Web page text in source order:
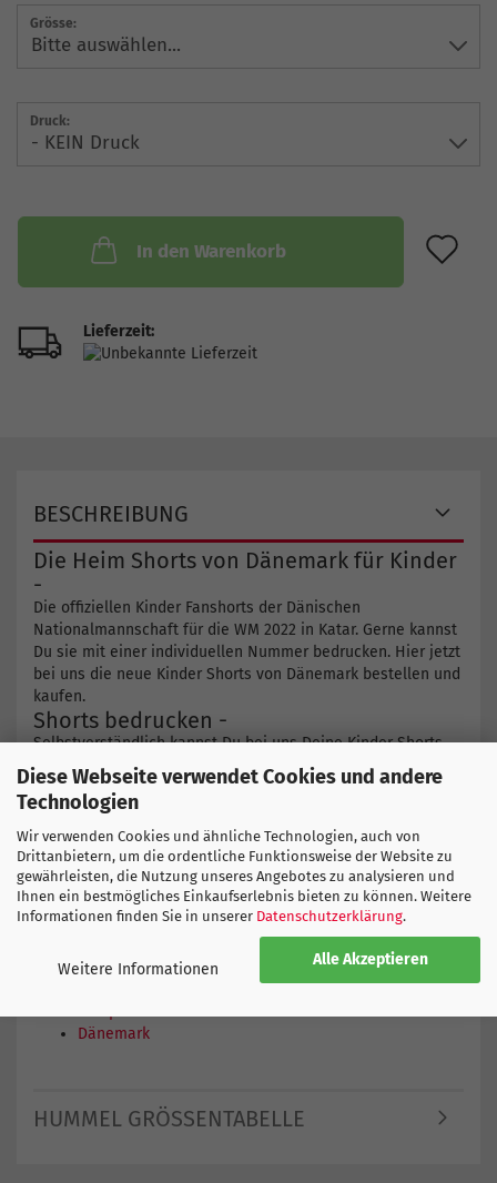
Diese Webseite verwendet Cookies und andere
Technologien
Wir verwenden Cookies und ähnliche Technologien, auch von
Drittanbietern, um die ordentliche Funktionsweise der Website zu
gewährleisten, die Nutzung unseres Angebotes zu analysieren und
Ihnen ein bestmögliches Einkaufserlebnis bieten zu können. Weitere
Informationen finden Sie in unserer Datenschutzerklärung.
Alle Akzeptieren
Weitere Informationen
Grösse:
Druck:
In den Warenkorb
Lieferzeit:
BESCHREIBUNG
Die Heim Shorts von Dänemark für Kinder
-
Die offiziellen Kinder Fanshorts der Dänischen
Nationalmannschaft für die WM 2022 in Katar. Gerne kannst
Du sie mit einer individuellen Nummer bedrucken. Hier jetzt
bei uns die neue Kinder Shorts von Dänemark bestellen und
kaufen.
Shorts bedrucken -
Selbstverständlich kannst Du bei uns Deine Kinder Shorts
auch bedrucken. Gib einfach in die Maske die gewünschte
Nummer an. Wenn wir die Shorts auf Lager haben, wird sie
in der Regel innerhalb eines Tages bedruckt und versendet.
Das ist unser Markenzeichen: Individueller Druck und
schnelle Lieferung.
Neue Dänemark Kinder Shorts bestellen -
Einfach Grösse und Nummer erfassen und bestellen.
Bestimme deine Versandart selber und erhalte dein Trikot
auf Wunsch bereits am nächsten Tag.
Hier finden Sie weitere Produkte
Dänemark
HUMMEL GRÖSSENTABELLE